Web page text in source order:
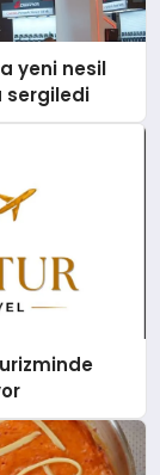
yeni nesil
sergiledi